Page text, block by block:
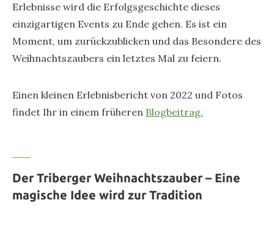
Erlebnisse wird die Erfolgsgeschichte dieses
einzigartigen Events zu Ende gehen. Es ist ein
Moment, um zurückzublicken und das Besondere des
Weihnachtszaubers ein letztes Mal zu feiern.
Einen kleinen Erlebnisbericht von 2022 und Fotos
findet Ihr in einem früheren Blogbeitrag.
Der Triberger Weihnachtszauber – Eine
magische Idee wird zur Tradition